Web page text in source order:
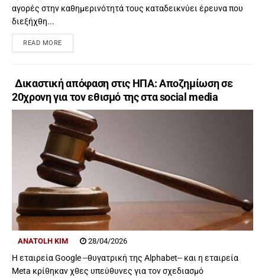
αγορές στην καθημερινότητά τους καταδεικνύει έρευνα που
διεξήχθη...
READ MORE
Δικαστική απόφαση στις ΗΠΑ: Αποζημίωση σε
20χρονη για τον εθισμό της στα social media
ANATOLH KIM 28/04/2026
Н εταιρεία Google --θυγατρική της Alphabet-- και η εταιρεία
Meta κρίθηκαν χθες υπεύθυνες για τον σχεδιασμό